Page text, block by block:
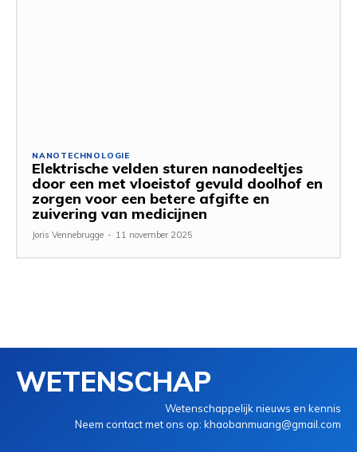
NANOTECHNOLOGIE
Elektrische velden sturen nanodeeltjes
door een met vloeistof gevuld doolhof en
zorgen voor een betere afgifte en
zuivering van medicijnen
Joris Vennebrugge - 11 november 2025
WETENSCHAP
Wetenschappelijk nieuws en kennis
Neem contact met ons op: khaobanmuang@gmail.com